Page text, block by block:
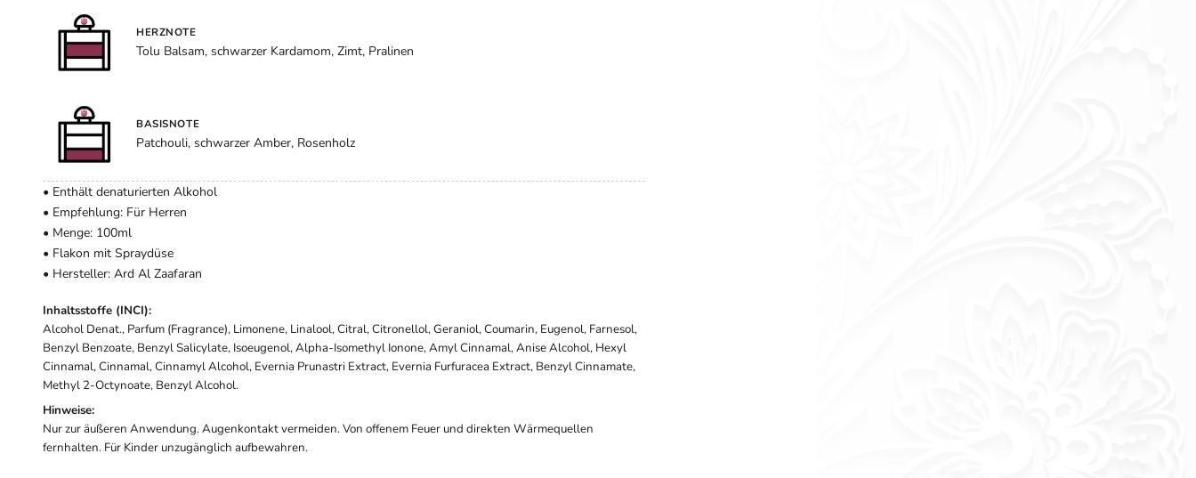
HERZNOTE
Tolu Balsam, schwarzer Kardamom, Zimt, Pralinen
BASISNOTE
Patchouli, schwarzer Amber, Rosenholz
• Enthält denaturierten Alkohol
• Empfehlung: Für Herren
• Menge: 100ml
• Flakon mit Spraydüse
• Hersteller: Ard Al Zaafaran
Inhaltsstoffe (INCI):
Alcohol Denat., Parfum (Fragrance), Limonene, Linalool, Citral, Citronellol, Geraniol, Coumarin, Eugenol, Farnesol,
Benzyl Benzoate, Benzyl Salicylate, Isoeugenol, Alpha-Isomethyl Ionone, Amyl Cinnamal, Anise Alcohol, Hexyl
Cinnamal, Cinnamal, Cinnamyl Alcohol, Evernia Prunastri Extract, Evernia Furfuracea Extract, Benzyl Cinnamate,
Methyl 2-Octynoate, Benzyl Alcohol.
Hinweise:
Nur zur äußeren Anwendung. Augenkontakt vermeiden. Von offenem Feuer und direkten Wärmequellen
fernhalten. Für Kinder unzugänglich aufbewahren.